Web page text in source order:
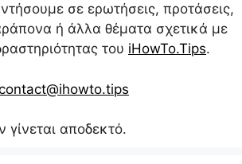
σε ερωτήσεις, προτάσεις,
ή άλλα θέματα σχετικά με
του iHowTo.Tips.
γίνεται αποδεκτό.